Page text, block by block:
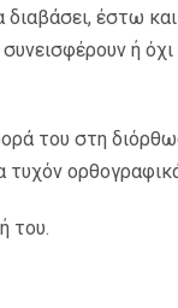
έστω
ή
του στη
τυχόν
του.